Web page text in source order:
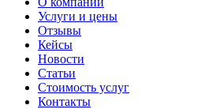
Услуги и цены
Отзывы
Кейсы
Новости
Статьи
Стоимость услуг
Контакты